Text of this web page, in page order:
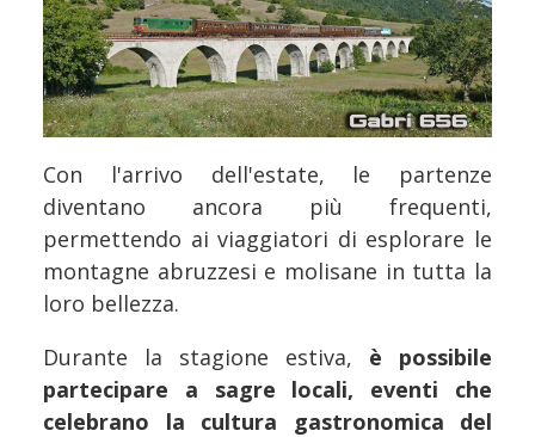
Con l'arrivo dell'estate, le partenze
diventano ancora più frequenti,
permettendo ai viaggiatori di esplorare le
montagne abruzzesi e molisane in tutta la
loro bellezza.
Durante la stagione estiva, è possibile
partecipare a sagre locali, eventi che
celebrano la cultura gastronomica del